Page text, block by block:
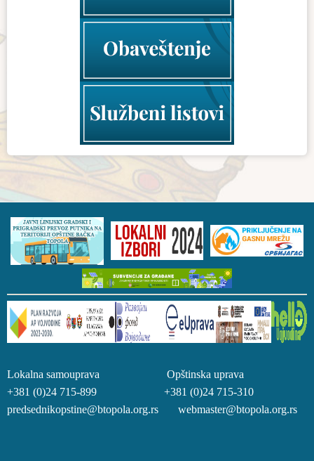
Lokalna samouprava Opštinska uprava
+381 (0)24 715-899 +381 (0)24 715-310
predsednikopstine@btopola.org.rs webmaster@btopola.org.rs